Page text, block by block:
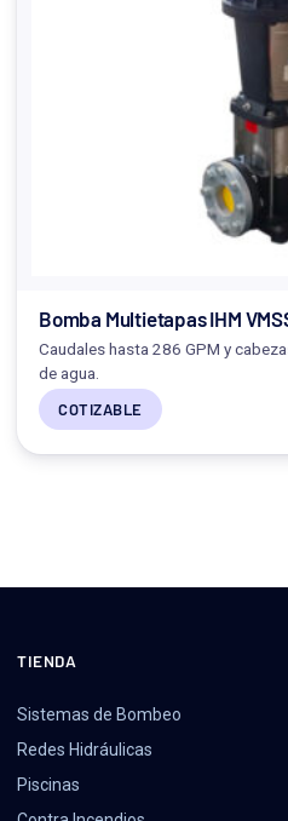
Bomba Multietapas IHM
Caudales hasta 286 GPM y
de agua.
COTIZABLE
TIENDA
Sistemas de Bombeo
Redes Hidráulicas
Piscinas